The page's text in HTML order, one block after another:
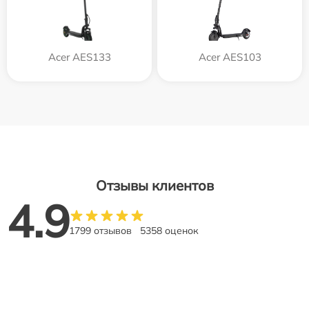
Acer AES133 Acer AES103
Отзывы клиентов
4.91799 отзывов 5358 оценок